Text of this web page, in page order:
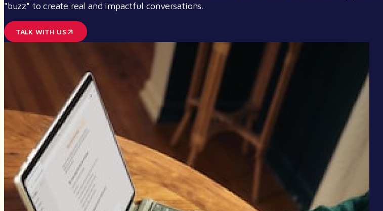
"buzz" to create real and impactful conversations.
TALK WITH US